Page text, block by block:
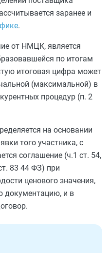
заранее и
.
от НМЦК, является
по итогам
итоговая цифра может
(максимальной) в
процедур (п. 2
на основании
того участника, с
соглашение (ч.1 ст. 54,
83 44 ФЗ) при
ценового значения,
документацию, и в